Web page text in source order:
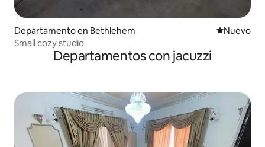
Departamento en Bethlehem Lugar
Nuevo
Small cozy studio
Departamentos con jacuzzi